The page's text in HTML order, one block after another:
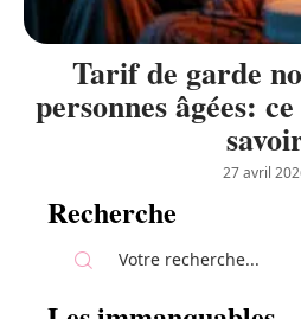
Tarif de garde
personnes âgées:
27 avril
Recherche